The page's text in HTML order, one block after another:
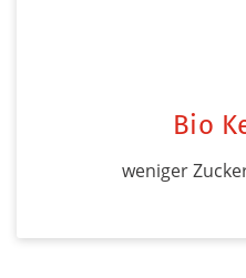
Bio
weniger